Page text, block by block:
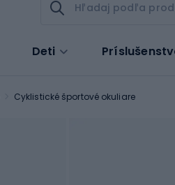
Deti
Cyklistické športové okuliare